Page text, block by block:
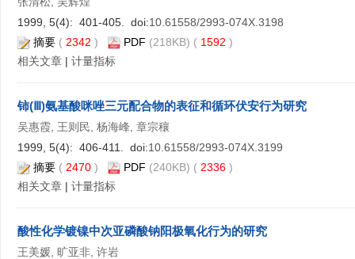
1999, 5(4): 401-405. doi:10.61558/2993-074X.3198
摘要 ( 2342 ) PDF (218KB) ( 1592 )
相关文章 | 计量指标
铈(Ⅲ)氨基酸咪唑三元配合物的表征和循环伏安行为研究
吴惠霞, 王则民, 杨海峰, 章宗穰
1999, 5(4): 406-411. doi:10.61558/2993-074X.3199
摘要 ( 2470 ) PDF (240KB) ( 2336 )
相关文章 | 计量指标
酸性化学镀镍中次亚磷酸钠阳极氧化行为的研究
王美媛, 旷亚非, 许岩